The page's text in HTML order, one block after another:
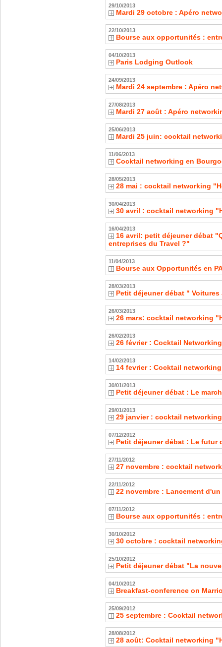
29/10/2013
Mardi 29 octobre : Apéro
22/10/2013
Bourse aux opportunités :
04/10/2013
Paris Lodging Outlook
24/09/2013
Mardi 24 septembre : Apéro
27/08/2013
Mardi 27 août : Apéro
25/06/2013
Mardi 25 juin: cocktail
11/06/2013
Cocktail networking en
28/05/2013
28 mai : cocktail networking
30/04/2013
30 avril : cocktail networking
16/04/2013
16 avril: petit déjeuner débat
entreprises du Travel ?"
11/04/2013
Bourse aux Opportunités en
28/03/2013
Petit déjeuner débat "
26/03/2013
26 mars: cocktail networking
26/02/2013
26 février : Cocktail
14/02/2013
14 fevrier : Cocktail
30/01/2013
Petit déjeuner débat : Le
29/01/2013
29 janvier : cocktail
07/12/2012
Petit déjeuner débat : Le futur
27/11/2012
27 novembre : cocktail
22/11/2012
22 novembre : Lancement
07/11/2012
Bourse aux opportunités :
30/10/2012
30 octobre : cocktail
25/10/2012
Petit déjeuner débat "La
04/10/2012
Breakfast-conference on
25/09/2012
25 septembre : Cocktail
28/08/2012
28 août: Cocktail networking